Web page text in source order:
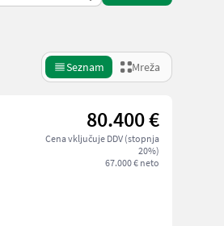
Seznam Mreža
80.400 €
Cena vključuje DDV (stopnja
20%)
67.000 € neto